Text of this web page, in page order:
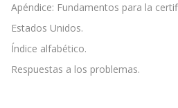
Apéndice: Fundamentos para la
Estados Unidos.
Índice alfabético.
Respuestas a los problemas.